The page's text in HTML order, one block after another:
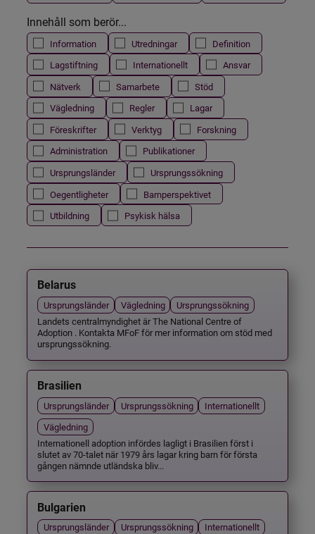
Innehåll som berör...
Information Utredningar
Definition
Lagstiftning
Internationellt
Ansvar
Nätverk
Samarbete
Stöd
Vägledning
Regler
Lagar
Föreskrifter
Verktyg
Forskning
Administration
Publikationer
Ursprungsländer
Ursprungssökning
Oegentligheter
Barnperspektivet
Utbildning
Psykisk hälsa
Belarus
Ursprungsländer Vägledning
Ursprungssökning
Landets centralmyndighet är The National Centre of
Adoption . Kontakta MFoF för mer information om stöd med
ursprungssökning.
Brasilien
Ursprungsländer Ursprungssökning
Internationellt
Vägledning
Internationell adoption infördes lagligt i Brasilien först i
slutet av 70-talet när 1979 års lagar kring barn för första
gången nämnde utländska bliv...
Bulgarien
Ursprungsländer Ursprungssökning
Internationellt